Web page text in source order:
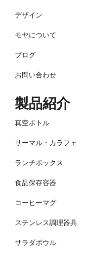
デザイン
モヤについて
ブログ
お問い合わせ
製品紹介
真空ボトル
サーマル・カラフェ
ランチボックス
食品保存容器
コーヒーマグ
ステンレス調理器具
サラダボウル